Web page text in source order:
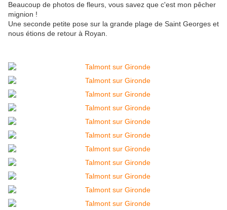
Beaucoup de photos de fleurs, vous savez que c'est mon pêcher
mignion !
Une seconde petite pose sur la grande plage de Saint Georges et
nous étions de retour à Royan.